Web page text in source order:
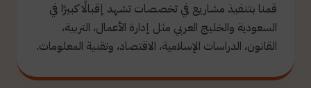
قمنا بتنفيذ مشاريع في تخصصات تشهد إقبالًا كبيرًا في
السعودية والخليج العربي مثل إدارة الأعمال، التربية،
القانون، الدراسات الإسلامية، الاقتصاد، وتقنية المعلومات.